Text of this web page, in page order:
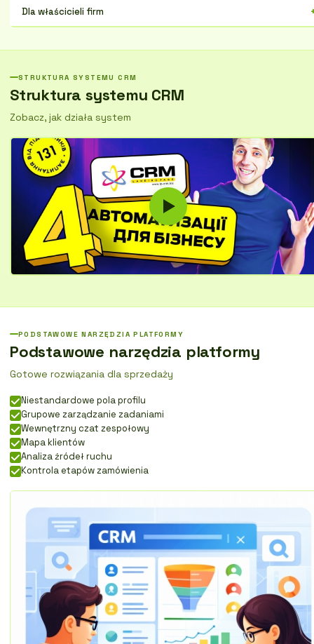
kampanii.
Dla właścicieli firm
firmę efektywniej.
STRUKTURA SYSTEMU CRM
Struktura systemu CRM
Zobacz, jak działa system
PODSTAWOWE NARZĘDZIA PLATFORMY
Podstawowe narzędzia platformy
Gotowe rozwiązania dla sprzedaży
Niestandardowe pola profilu
Grupowe zarządzanie zadaniami
Wewnętrzny czat zespołowy
Mapa klientów
Analiza źródeł ruchu
Kontrola etapów zamówienia